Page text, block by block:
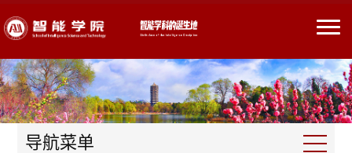
导航菜单